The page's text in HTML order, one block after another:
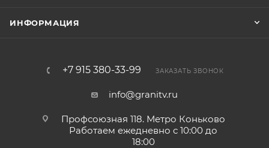
ИНФОРМАЦИЯ
+7 915 380-33-99 ЗАКАЗАТЬ ЗВОНОК
info@granitv.ru
Профсоюзная 118. Метро Коньково
Работаем ежедневно с 10:00 до
18:00